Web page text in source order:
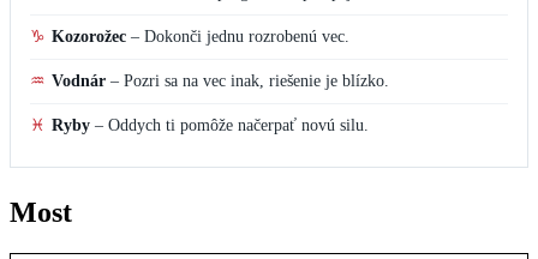
♑ Kozorožec – Dokonči jednu rozrobenú vec.
♒ Vodnár – Pozri sa na vec inak, riešenie je blízko.
♓ Ryby – Oddych ti pomôže načerpať novú silu.
Most